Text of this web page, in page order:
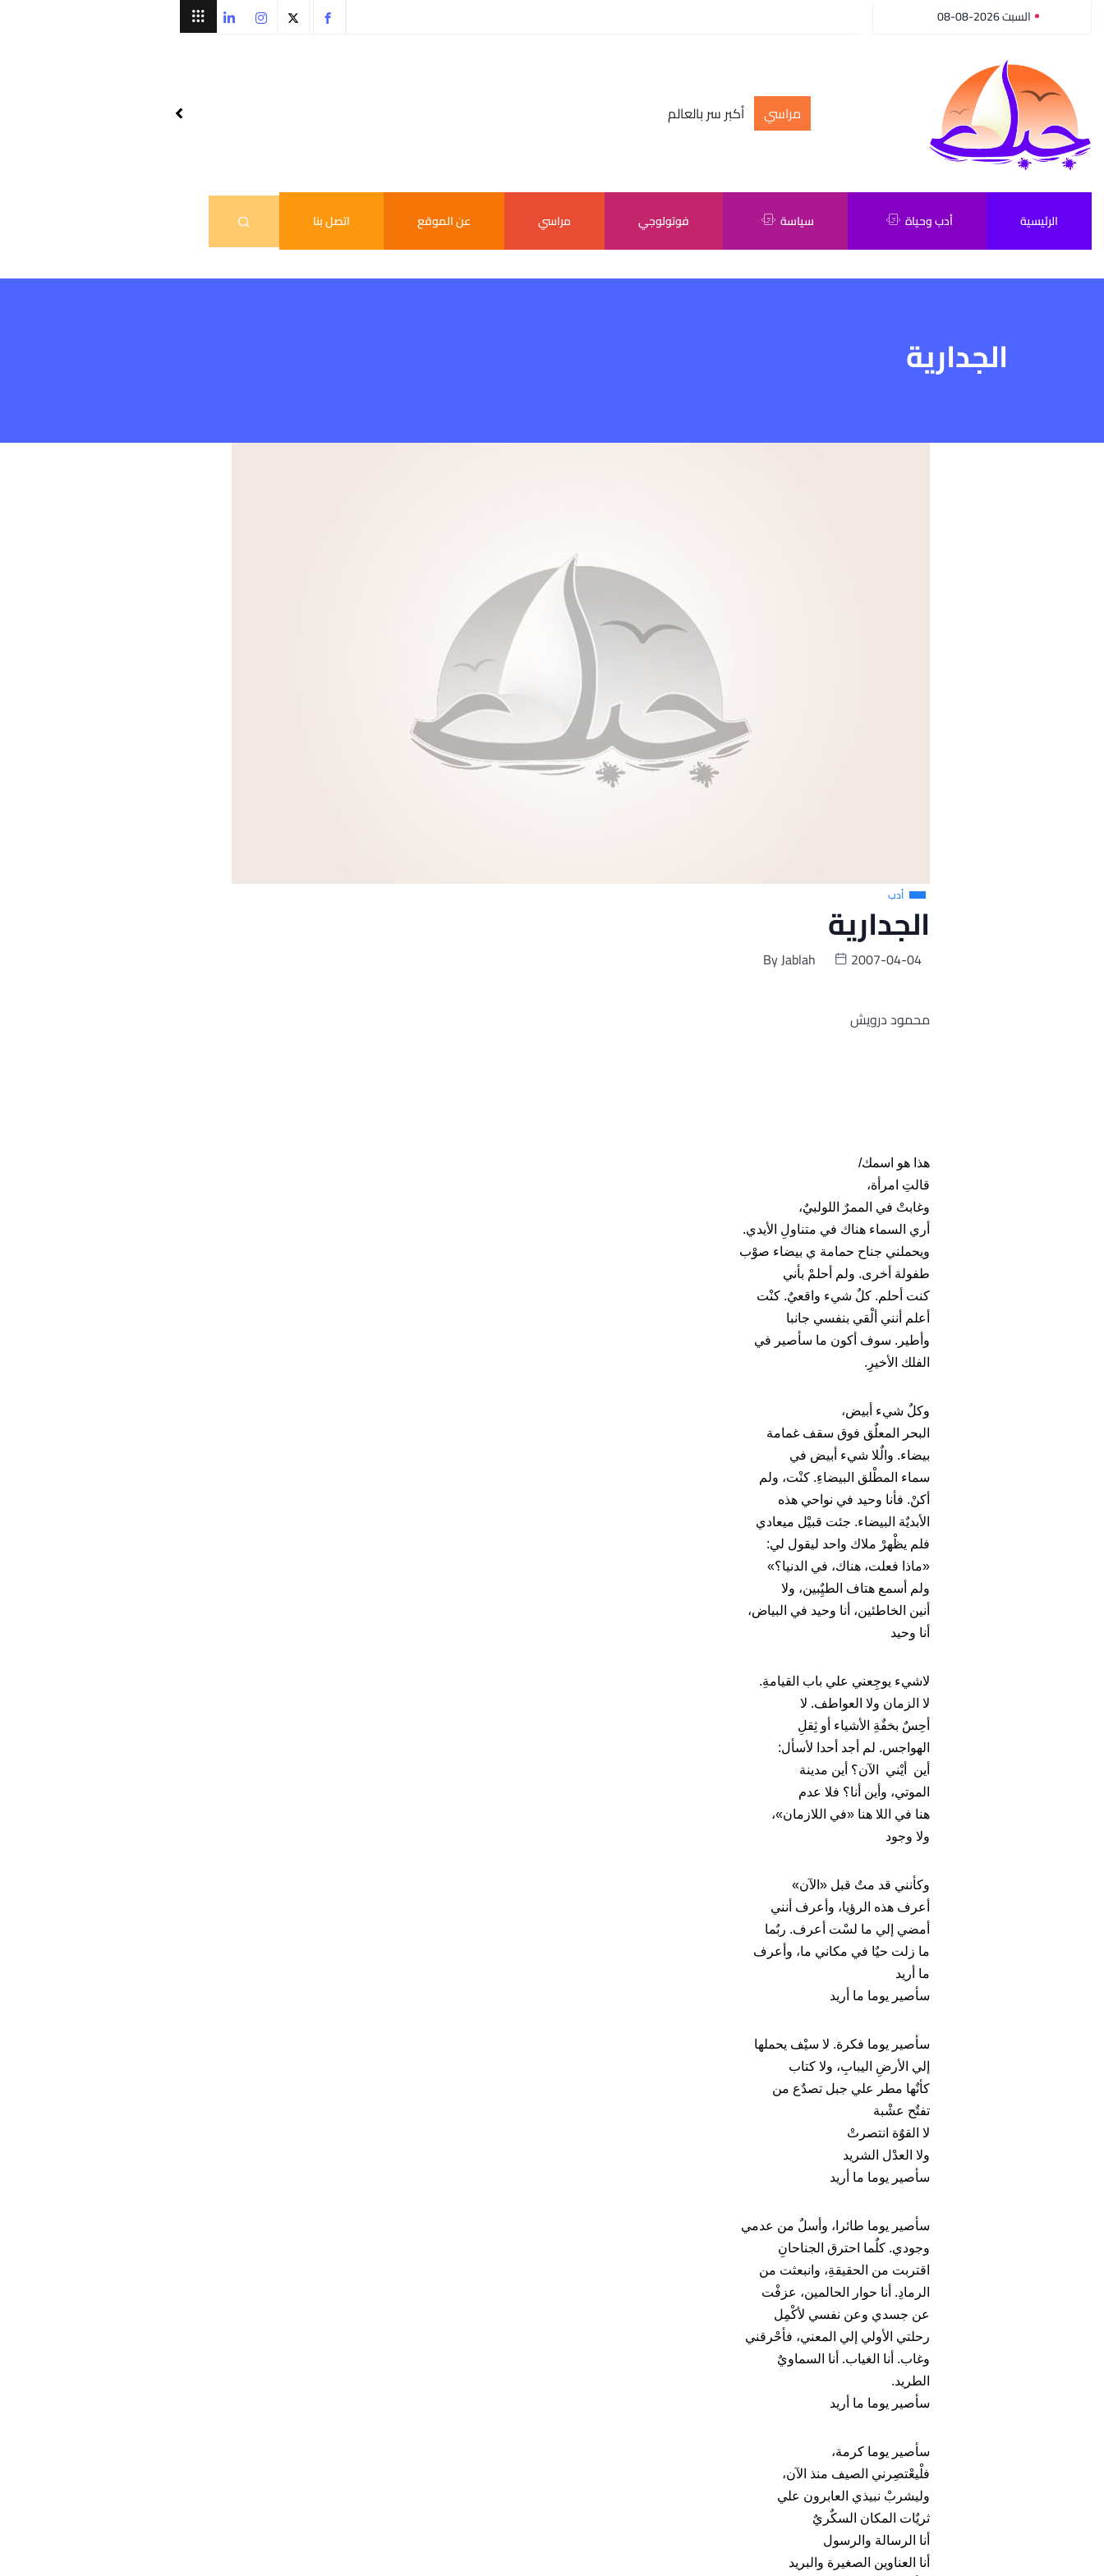
السبت 2026-08-08
مراسي أكبر سر بالعالم
الرئيسية أدب وحياة سياسة فوتولوجي مراسي عن الموقع اتصل بنا
الجدارية
أدب
الجدارية
ByJablah 2007-04-04
محمود درويش
هذا هو اسمك/
قالتِ امرأة،
وغابتْ في الممرٌ اللولبيٌ،
أري السماء هناك في متناولِ الأيدي.
ويحملني جناح حمامة ي بيضاء صوْب
طفولة أخرى. ولم أحلمْ بأني
كنت أحلم. كلٌ شيء واقعيٌ. كنْت
أعلم أنني ألْقي بنفسي جانبا
وأطير. سوف أكون ما سأصير في
الفلك الأخيرِ.
وكلٌ شيء أبيض،
البحر المعلٌق فوق سقف غمامة
بيضاء. والٌلا شيء أبيض في
سماء المطْلق البيضاءِ. كنْت، ولم
أكنْ. فأنا وحيد في نواحي هذه
الأبديٌة البيضاء. جئت قبيْل ميعادي
فلم يظْهرْ ملاك واحد ليقول لي:
«ماذا فعلت، هناك، في الدنيا؟»
ولم أسمع هتاف الطيٌِبين، ولا
أنين الخاطئين، أنا وحيد في البياض،
أنا وحيد
لاشيء يوجِعني علي باب القيامةِ.
لا الزمان ولا العواطف. لا
أحِسٌ بخفٌةِ الأشياء أو ثِقلِ
الهواجس. لم أجد أحدا لأسأل:
أين أيْني الآن؟ أين مدينة
الموتي، وأين أنا؟ فلا عدم
هنا في اللا هنا «في اللازمان»،
ولا وجود
وكأنني قد متٌ قبل «الآن»
أعرف هذه الرؤيا، وأعرف أنني
أمضي إلي ما لسْت أعرف. ربٌما
ما زلت حيٌا في مكاني ما، وأعرف
ما أريد
سأصير يوما ما أريد
سأصير يوما فكرة. لا سيْف يحملها
إلي الأرضِ اليبابِ، ولا كتاب
كأنٌها مطر علي جبل تصدٌع من
تفتٌح عشْبة
لا القوٌة انتصرتْ
ولا العدْل الشريد
سأصير يوما ما أريد
سأصير يوما طائرا، وأسلٌ من عدمي
وجودي. كلٌما احترق الجناحانِ
اقتربت من الحقيقةِ، وانبعثت من
الرمادِ. أنا حوار الحالمين، عزفْت
عن جسدي وعن نفسي لأكْمِل
رحلتي الأولي إلي المعني، فأحْرقني
وغاب. أنا الغياب. أنا السماويٌ
الطريد.
سأصير يوما ما أريد
سأصير يوما كرمة،
فلْيعْتصِرني الصيف منذ الآن،
وليشربْ نبيذي العابرون علي
ثريٌات المكان السكٌريٌ
أنا الرسالة والرسول
أنا العناوين الصغيرة والبريد